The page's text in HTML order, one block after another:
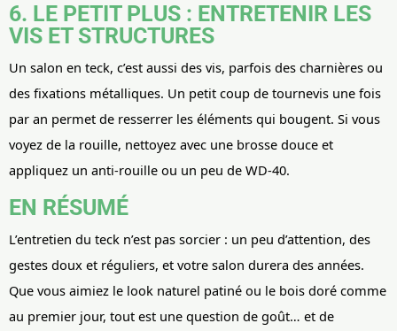
6. LE PETIT PLUS : ENTRETENIR LES
VIS ET STRUCTURES
Un salon en teck, c’est aussi des vis, parfois des charnières ou
des fixations métalliques. Un petit coup de tournevis une fois
par an permet de resserrer les éléments qui bougent. Si vous
voyez de la rouille, nettoyez avec une brosse douce et
appliquez un anti-rouille ou un peu de WD-40.
EN RÉSUMÉ
L’entretien du teck n’est pas sorcier : un peu d’attention, des
gestes doux et réguliers, et votre salon durera des années.
Que vous aimiez le look naturel patiné ou le bois doré comme
au premier jour, tout est une question de goût… et de